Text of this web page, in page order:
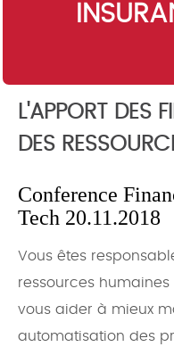
L'APPORT DES
DES
Conference
Tech 20.11.2018
Vous êtes
ressources humaines
vous aider à mieux
automatisation des